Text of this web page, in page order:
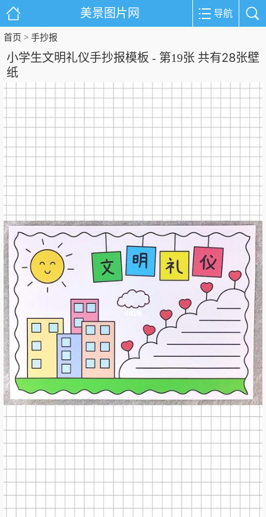
美景图片网 导航
首页 > 手抄报
小学生文明礼仪手抄报模板 - 第19张 共有28张壁
纸